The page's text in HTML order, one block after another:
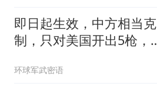
即日起生效，中方相当克
制，只对美国开出5枪，
环球军武密语